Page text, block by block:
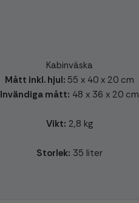
Kabinväska
Mått inkl. hjul: 55 x 40 x 20 cm
Invändiga mått: 48 x 36 x 20 cm
Vikt: 2,8 kg
Storlek: 35 liter